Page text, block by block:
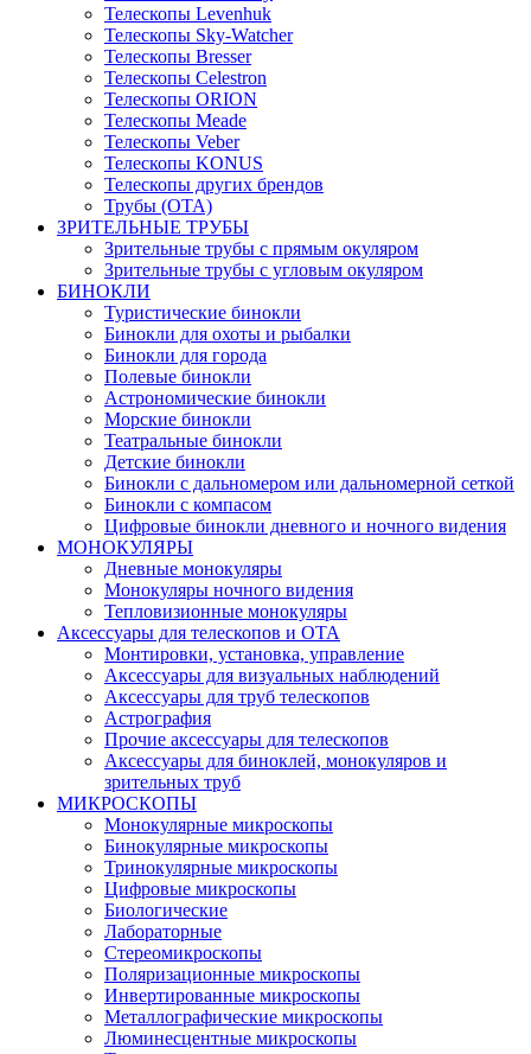
Телескопы Levenhuk
Телескопы Sky-Watcher
Телескопы Bresser
Телескопы Celestron
Телескопы ORION
Телескопы Meade
Телескопы Veber
Телескопы KONUS
Телескопы других брендов
Трубы (ОТА)
ЗРИТЕЛЬНЫЕ ТРУБЫ
Зрительные трубы с прямым окуляром
Зрительные трубы с угловым окуляром
БИНОКЛИ
Туристические бинокли
Бинокли для охоты и рыбалки
Бинокли для города
Полевые бинокли
Астрономические бинокли
Морские бинокли
Театральные бинокли
Детские бинокли
Бинокли с дальномером или дальномерной сеткой
Бинокли с компасом
Цифровые бинокли дневного и ночного видения
МОНОКУЛЯРЫ
Дневные монокуляры
Монокуляры ночного видения
Тепловизионные монокуляры
Аксессуары для телескопов и ОТА
Монтировки, установка, управление
Аксессуары для визуальных наблюдений
Аксессуары для труб телескопов
Астрография
Прочие аксессуары для телескопов
Аксессуары для биноклей, монокуляров и
зрительных труб
МИКРОСКОПЫ
Монокулярные микроскопы
Бинокулярные микроскопы
Тринокулярные микроскопы
Цифровые микроскопы
Биологические
Лабораторные
Стереомикроскопы
Поляризационные микроскопы
Инвертированные микроскопы
Металлографические микроскопы
Люминесцентные микроскопы